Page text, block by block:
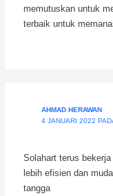
memutuskan untuk
terbaik untuk
AHMAD HERAWAN
4 JANUARI 2022
Solahart terus
lebih efisien dan
tangga